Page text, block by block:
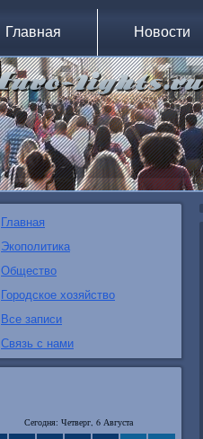
Главная Новости
Главная
Экополитика
Общество
Городское хозяйство
Все записи
Связь с нами
Сегодня: Четверг, 6 Августа